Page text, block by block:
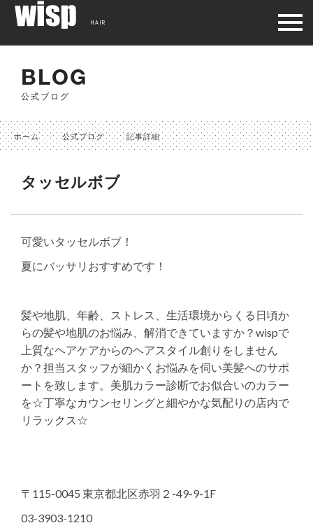
BLOG
公式ブログ
ホーム 公式ブログ 記事詳細
タッセルボブ
可愛いタッセルボブ！
夏にバッサリおすすめです！
髪や地肌、年齢、ストレス、生活環境からくる日頃か
らの髪や地肌のお悩み、解消できていますか？wispで
上質なヘアケアからのヘアスタイル創りをしません
か？担当スタッフが細かくお悩みを伺い美髪へのサポ
ートを致します。美肌カラー診断でお似合いのカラー
を☆丁寧なカウンセリングと細やかな気配りの店内で
リラックス☆
〒115-0045 東京都北区赤羽２-49-9-1F
03-3903-1210
HAIR